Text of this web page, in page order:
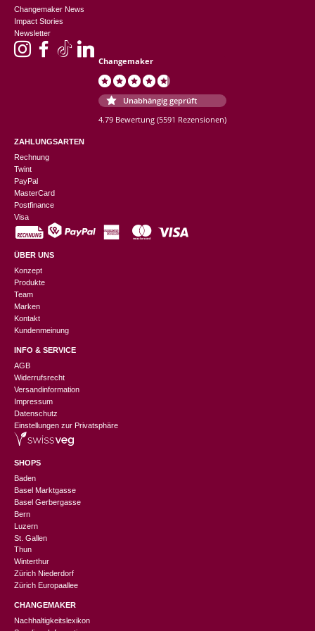
Changemaker News
Impact Stories
Newsletter
Changemaker
Unabhängig geprüft
4.79 Bewertung (5591 Rezensionen)
ZAHLUNGSARTEN
Rechnung
Twint
PayPal
MasterCard
Postfinance
Visa
ÜBER UNS
Konzept
Produkte
Team
Marken
Kontakt
Kundenmeinung
INFO & SERVICE
AGB
Widerrufsrecht
Versandinformation
Impressum
Datenschutz
Einstellungen zur Privatsphäre
SHOPS
Baden
Basel Marktgasse
Basel Gerbergasse
Bern
Luzern
St. Gallen
Thun
Winterthur
Zürich Niederdorf
Zürich Europaallee
CHANGEMAKER
Nachhaltigkeitslexikon